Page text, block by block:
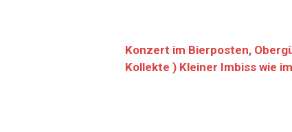
Konzert im Bierposten,
Kollekte ) Kleiner Imbiss wie